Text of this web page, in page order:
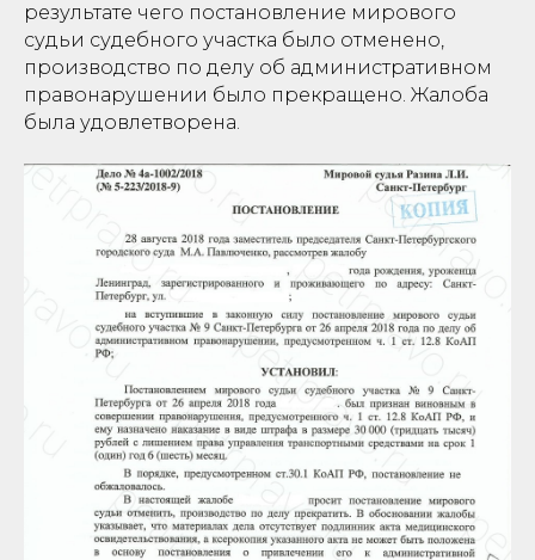
результате чего постановление мирового
судьи судебного участка было отменено,
производство по делу об административном
правонарушении было прекращено. Жалоба
была удовлетворена.